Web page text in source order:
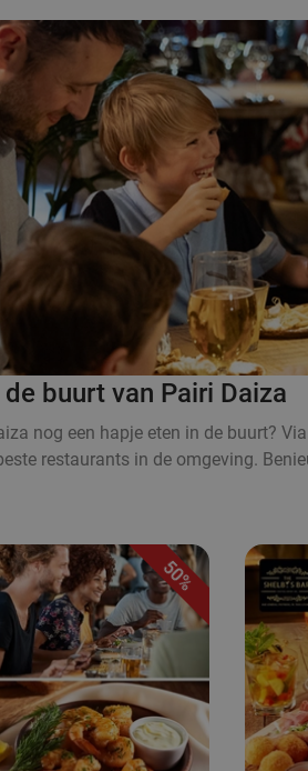
buurt van Pairi Daiza
nog een hapje eten in de buurt?
restaurants in de omgeving.
50%